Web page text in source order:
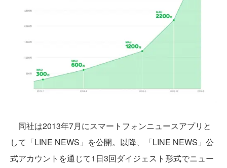
同社は2013年7月にスマートフォンニュースアプリと
して「LINE NEWS」を公開。以降、「LINE NEWS」公
式アカウントを通じて1日3回ダイジェスト形式でニュー